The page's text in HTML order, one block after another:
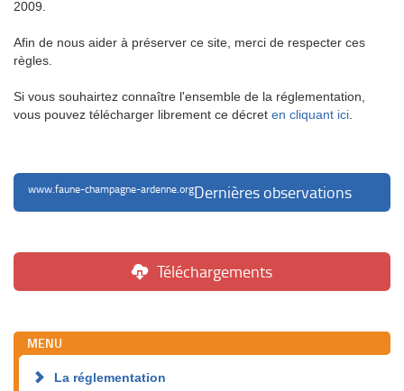
2009.
Afin de nous aider à préserver ce site, merci de respecter ces
règles.
Si vous souhairtez connaître l'ensemble de la réglementation,
vous pouvez télécharger librement ce décret en cliquant ici.
Dernières observations
www.faune-champagne-ardenne.org
Téléchargements
MENU
La réglementation